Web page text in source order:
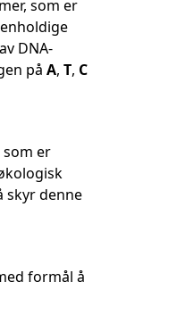
som er
DNA-
på A, T, C
som er
skyr denne
formål å